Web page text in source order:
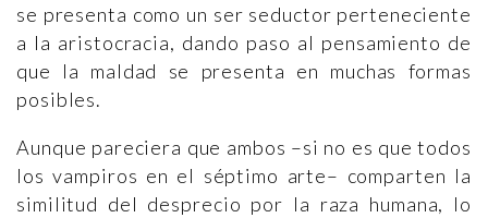
se presenta como un ser seductor perteneciente
a la aristocracia, dando paso al pensamiento de
que la maldad se presenta en muchas formas
posibles.
Aunque pareciera que ambos –si no es que todos
los vampiros en el séptimo arte– comparten la
similitud del desprecio por la raza humana, lo